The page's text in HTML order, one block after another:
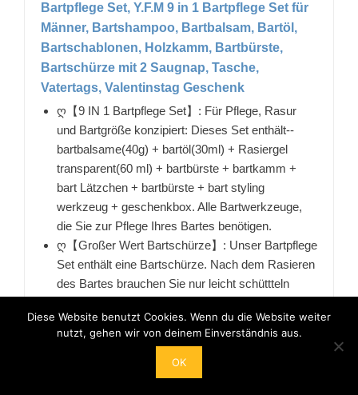
Bartpflege Set, Y.F.M 9 in 1 Bartpflege Set für
Männer, Bartshampoo, Bartbalsam, Bartöl,
Bartschablonen, Holzkamm, Bartbürste,
Bartschürze mit 2 Saugnap, Tasche,
Vatertags, Valentinstag Geschenk
ღ【9 IN 1 Bartpflege Set】: Für Pflege, Rasur
und Bartgröße konzipiert: Dieses Set enthält--
bartbalsame(40g) + bartöl(30ml) + Rasiergel
transparent(60 ml) + bartbürste + bartkamm +
bart Lätzchen + bartbürste + bart styling
werkzeug + geschenkbox. Alle Bartwerkzeuge,
die Sie zur Pflege Ihres Bartes benötigen.
ღ【Großer Wert Bartschürze】: Unser Bartpflege
Set enthält eine Bartschürze. Nach dem Rasieren
des Bartes brauchen Sie nur leicht schüttteln
abgeschüttelt. Die meisten Bart-Sets sind
Bartschürze nicht im Lieferumfang enthalten, also
sind unsere bartpflegeset die beste Wahl für
Diese Website benutzt Cookies. Wenn du die Website weiter
nutzt, gehen wir von deinem Einverständnis aus.
OK